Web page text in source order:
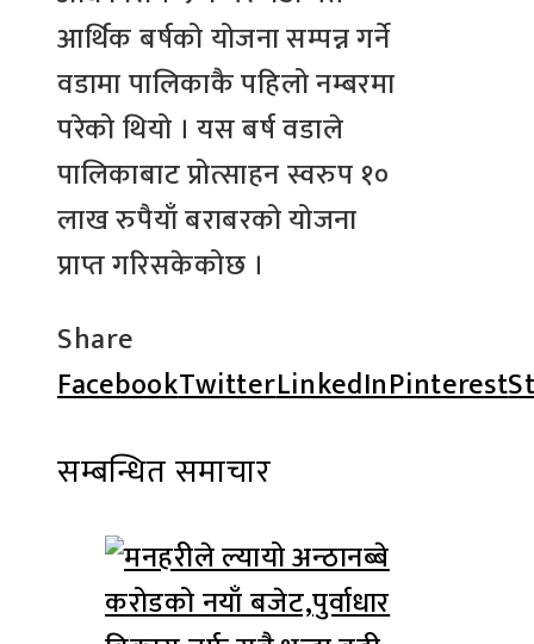
आर्थिक बर्षको योजना सम्पन्न गर्ने
वडामा पालिकाकै पहिलो नम्बरमा
परेको थियो । यस बर्ष वडाले
पालिकाबाट प्रोत्साहन स्वरुप १०
लाख रुपैयाँ बराबरको योजना
प्राप्त गरिसकेकोछ ।
Share
FacebookTwitterLinkedInPinterest
सम्बन्धित समाचार